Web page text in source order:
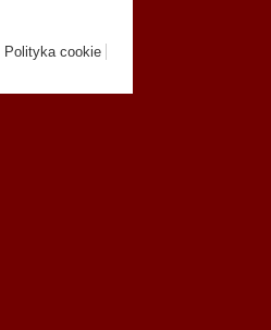
Polityka cookie